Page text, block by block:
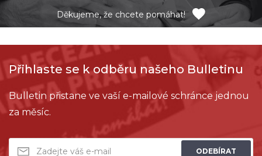
Děkujeme, že chcete pomáhat!
Přihlaste se k odběru našeho Bulletinu
Bulletin přistane ve vaší e-mailové schránce jednou
za měsíc.
ODEBÍRAT